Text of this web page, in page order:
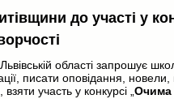
до участі у
області запрошує
писати оповідання, новели,
участь у конкурсі „Очима